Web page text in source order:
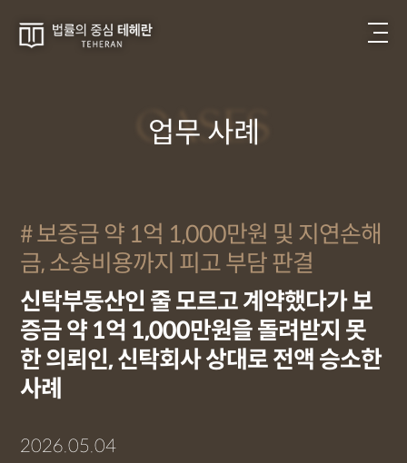
CASES
업무 사례
보증금 약 1억 1,000만원 및 지연손해
금, 소송비용까지 피고 부담 판결
신탁부동산인 줄 모르고 계약했다가 보
증금 약 1억 1,000만원을 돌려받지 못
한 의뢰인, 신탁회사 상대로 전액 승소한
사례
2026.05.04